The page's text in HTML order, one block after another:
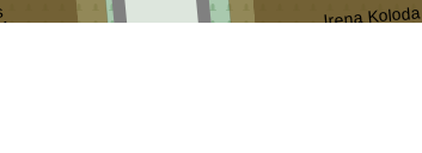
Irena Koloda